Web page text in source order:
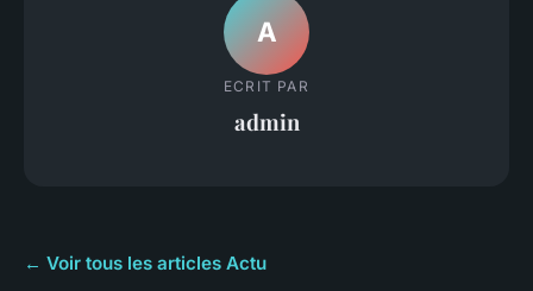
A
ECRIT PAR
admin
← Voir tous les articles Actu